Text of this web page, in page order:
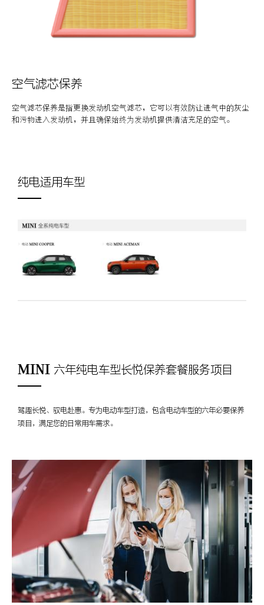
空气滤芯保养
空气滤芯保养是指更换发动机空气滤芯，它可以有效防让进气中的灰尘
和污物进入发动机，并且确保始终为发动机提供清洁充足的空气。
纯电适用车型
MINI 六年纯电车型长悦保养套餐服务项目
驾趣长悦、驭电赴惠。专为电动车型打造，包含电动车型的六年必要保养
项目，满足您的日常用车需求。